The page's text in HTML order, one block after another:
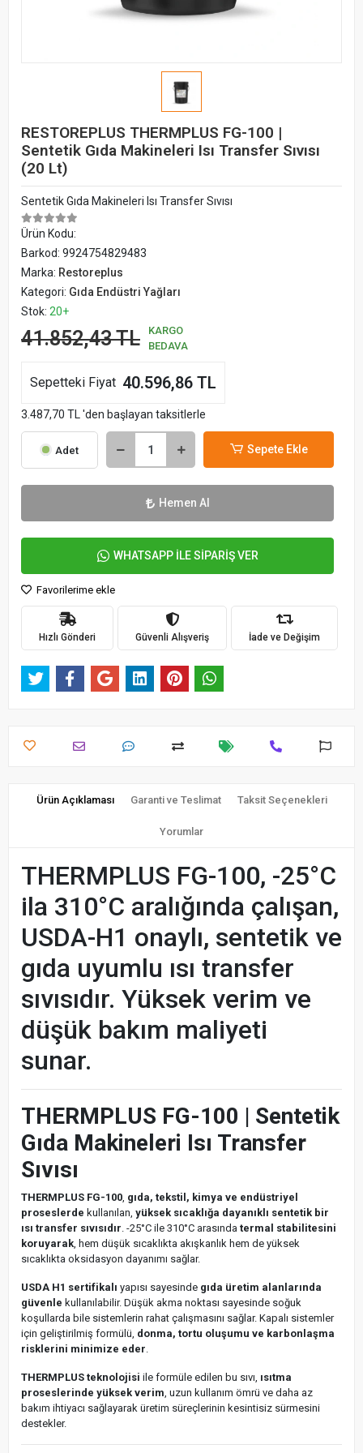
RESTOREPLUS THERMPLUS FG-100 |
Sentetik Gıda Makineleri Isı Transfer Sıvısı
(20 Lt)
Sentetik Gıda Makineleri Isı Transfer Sıvısı
Ürün Kodu:
Barkod: 9924754829483
Marka: Restoreplus
Kategori: Gıda Endüstri Yağları
Stok: 20+
41.852,43 TL
KARGO
BEDAVA
Sepetteki Fiyat 40.596,86 TL
3.487,70 TL 'den başlayan taksitlerle
Adet Sepete Ekle
Hemen Al
WHATSAPP İLE SİPARİŞ VER
Favorilerime ekle
Hızlı Gönderi Güvenli Alışveriş İade ve Değişim
Ürün Açıklaması Garanti ve Teslimat Taksit Seçenekleri
Yorumlar
THERMPLUS FG-100, -25°C
ila 310°C aralığında çalışan,
USDA-H1 onaylı, sentetik ve
gıda uyumlu ısı transfer
sıvısıdır. Yüksek verim ve
düşük bakım maliyeti
sunar.
THERMPLUS FG-100 | Sentetik
Gıda Makineleri Isı Transfer
Sıvısı
THERMPLUS FG-100, gıda, tekstil, kimya ve endüstriyel
proseslerde kullanılan, yüksek sıcaklığa dayanıklı sentetik bir
ısı transfer sıvısıdır. -25°C ile 310°C arasında termal stabilitesini
koruyarak, hem düşük sıcaklıkta akışkanlık hem de yüksek
sıcaklıkta oksidasyon dayanımı sağlar.
USDA H1 sertifikalı yapısı sayesinde gıda üretim alanlarında
güvenle kullanılabilir. Düşük akma noktası sayesinde soğuk
koşullarda bile sistemlerin rahat çalışmasını sağlar. Kapalı sistemler
için geliştirilmiş formülü, donma, tortu oluşumu ve karbonlaşma
risklerini minimize eder.
THERMPLUS teknolojisi ile formüle edilen bu sıvı, ısıtma
proseslerinde yüksek verim, uzun kullanım ömrü ve daha az
bakım ihtiyacı sağlayarak üretim süreçlerinin kesintisiz sürmesini
destekler.